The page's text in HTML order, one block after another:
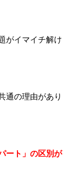
がイマイチ解け
通の理由があり
ート」の区別が